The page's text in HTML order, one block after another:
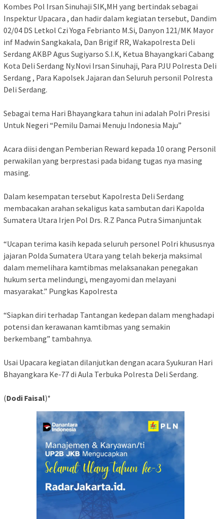
Kombes Pol Irsan Sinuhaji SIK,MH yang bertindak sebagai
Inspektur Upacara , dan hadir dalam kegiatan tersebut, Dandim
02/04 DS Letkol Czi Yoga Febrianto M.Si, Danyon 121/MK Mayor
inf Madwin Sangkakala, Dan Brigif RR, Wakapolresta Deli
Serdang AKBP Agus Sugiyarso S.I.K, Ketua Bhayangkari Cabang
Kota Deli Serdang Ny.Novi Irsan Sinuhaji, Para PJU Polresta Deli
Serdang , Para Kapolsek Jajaran dan Seluruh personil Polresta
Deli Serdang.
Sebagai tema Hari Bhayangkara tahun ini adalah Polri Presisi
Untuk Negeri “Pemilu Damai Menuju Indonesia Maju”
Acara diisi dengan Pemberian Reward kepada 10 orang Personil
perwakilan yang berprestasi pada bidang tugas nya masing
masing.
Dalam kesempatan tersebut Kapolresta Deli Serdang
membacakan arahan sekaligus kata sambutan dari Kapolda
Sumatera Utara Irjen Pol Drs. R.Z Panca Putra Simanjuntak
“Ucapan terima kasih kepada seluruh personel Polri khususnya
jajaran Polda Sumatera Utara yang telah bekerja maksimal
dalam memelihara kamtibmas melaksanakan penegakan
hukum serta melindungi, mengayomi dan melayani
masyarakat.” Pungkas Kapolresta
“Siapkan diri terhadap Tantangan kedepan dalam menghadapi
potensi dan kerawanan kamtibmas yang semakin
berkembang” tambahnya.
Usai Upacara kegiatan dilanjutkan dengan acara Syukuran Hari
Bhayangkara Ke-77 di Aula Terbuka Polresta Deli Serdang.
(Dodi Faisal)*